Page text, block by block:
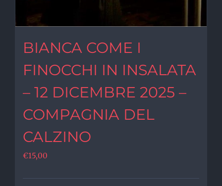
BIANCA COME I
FINOCCHI IN INSALATA
– 12 DICEMBRE 2025 –
COMPAGNIA DEL
CALZINO
€15,00